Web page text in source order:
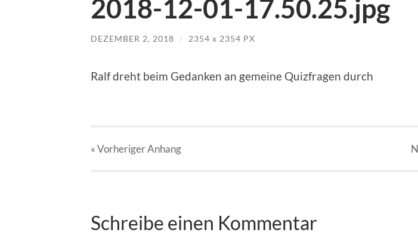
2018-12-01-17.50.25.jpg
DEZEMBER 2, 2018 / 2354 x 2354 PX
Ralf dreht beim Gedanken an gemeine Quizfragen durch
« VorherigerAnhang
Schreibe einen Kommentar